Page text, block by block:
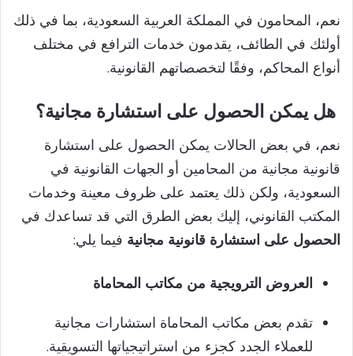
نعم، المحامون في المملكة العربية السعودية، بما في ذلك
أولئك في الطائف، يقدمون خدمات الترافع في مختلف
أنواع المحاكم، وفقًا لتخصصاتهم القانونية.
هل يمكن الحصول على استشارة مجانية؟
نعم، في بعض الحالات يمكن الحصول على استشارة
قانونية مجانية من المحامين أو الجهات القانونية في
السعودية، ولكن ذلك يعتمد على ظروف معينة وخدمات
المكتب القانوني، إليك بعض الطرق التي قد تساعدك في
الحصول على استشارة قانونية مجانية فيما يلي:
العروض الترويجية من مكاتب المحاماة
تقدم بعض مكاتب المحاماة استشارات مجانية
للعملاء الجدد كجزء من استراتيجياتها التسويقية.